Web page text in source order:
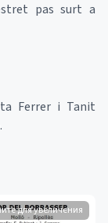
pas surt a
Ferrer i Tanit
для увеличения